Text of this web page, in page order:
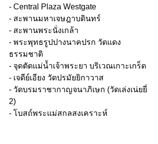
- Central Plaza Westgate
- สะพานมหาเจษฎาบดินทร์
- สะพานพระนั่งเกล้า
- พระพุทธรูปปางนาคปรก วัดแดง
ธรรมชาติ
- จุดตัดแม่น้ำเจ้าพระยา บริเวณเกาะเกร็ด
- เจดีย์เอียง วัดปรมัยยิกาวาส
- วัดบรมราชากาญจนาภิเษก (วัดเล่งเน่ยยี่
2)
- โบสถ์พระแม่สกลสงเคราะห์